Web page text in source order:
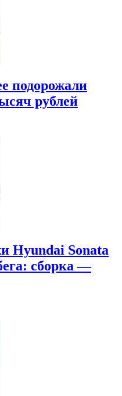
подорожали
рублей
Hyundai Sonata
сборка —